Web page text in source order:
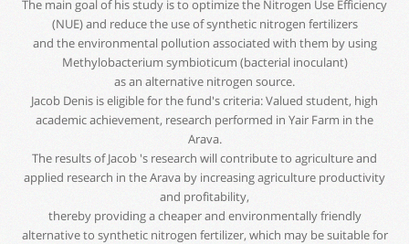
The main goal of his study is to optimize the Nitrogen Use Efficiency
(NUE) and reduce the use of synthetic nitrogen fertilizers
and the environmental pollution associated with them by using
Methylobacterium symbioticum (bacterial inoculant)
as an alternative nitrogen source.
Jacob Denis is eligible for the fund's criteria: Valued student, high
academic achievement, research performed in Yair Farm in the
Arava.
The results of Jacob 's research will contribute to agriculture and
applied research in the Arava by increasing agriculture productivity
and profitability,
thereby providing a cheaper and environmentally friendly
alternative to synthetic nitrogen fertilizer, which may be suitable for